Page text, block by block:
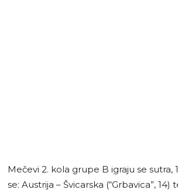
Mečevi 2. kola grupe B igraju se sutra,
se: Austrija – Švicarska (“Grbavica”, 14)